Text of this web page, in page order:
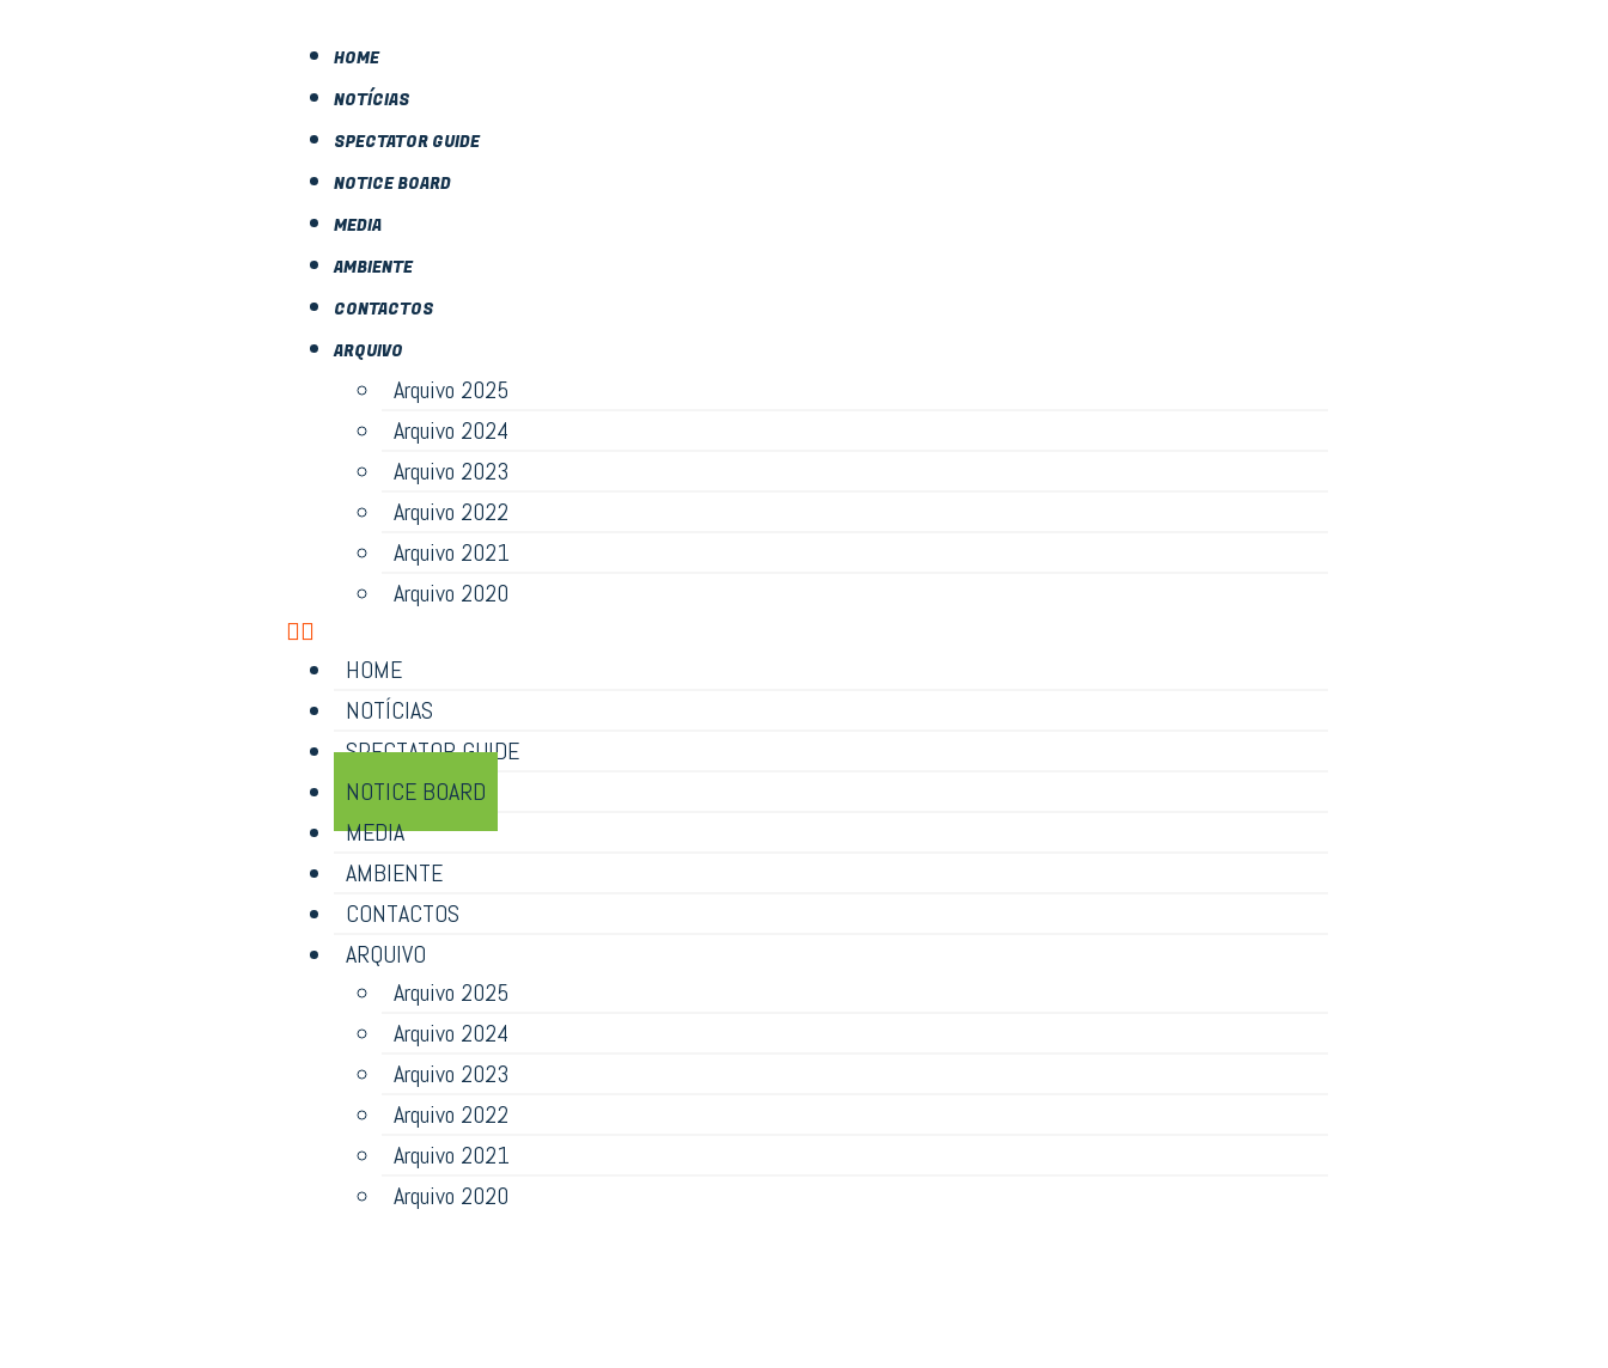
HOME
NOTÍCIAS
SPECTATOR GUIDE
NOTICE BOARD
MEDIA
AMBIENTE
CONTACTOS
ARQUIVO
Arquivo 2025
Arquivo 2024
Arquivo 2023
Arquivo 2022
Arquivo 2021
Arquivo 2020
HOME
NOTÍCIAS
SPECTATOR GUIDE
NOTICE BOARD
MEDIA
AMBIENTE
CONTACTOS
ARQUIVO
Arquivo 2025
Arquivo 2024
Arquivo 2023
Arquivo 2022
Arquivo 2021
Arquivo 2020